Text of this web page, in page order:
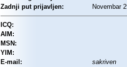
Zadnji put prijavljen:
Novembar
ICQ:
AIM:
MSN:
YIM:
E-mail:
sakriven